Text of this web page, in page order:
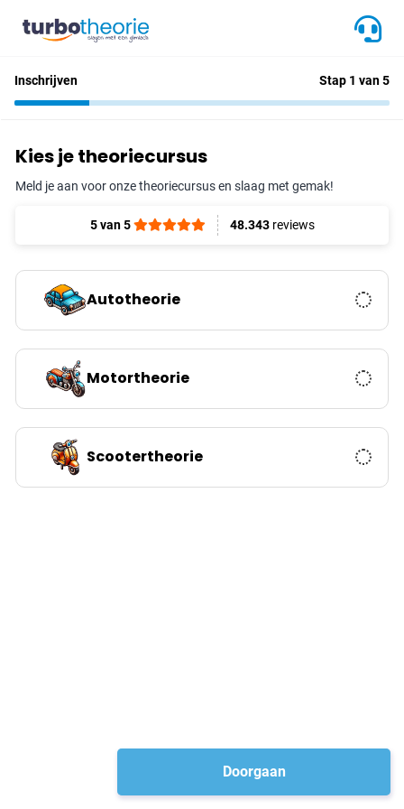
Inschrijven Stap 1 van 5
Kies je theoriecursus
Meld je aan voor onze theoriecursus en slaag met gemak!
5 van 5 48.343reviews
Autotheorie
Motortheorie
Scootertheorie
Doorgaan